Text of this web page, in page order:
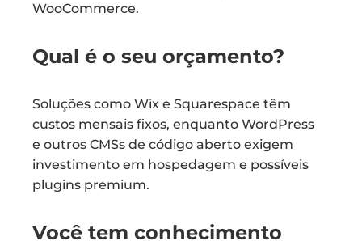
WooCommerce.
Qual é o seu orçamento?
Soluções como Wix e Squarespace têm
custos mensais fixos, enquanto WordPress
e outros CMSs de código aberto exigem
investimento em hospedagem e possíveis
plugins premium.
Você tem conhecimento